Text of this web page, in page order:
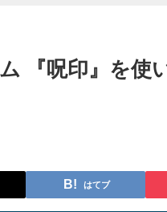
『呪印』を使
はてブ